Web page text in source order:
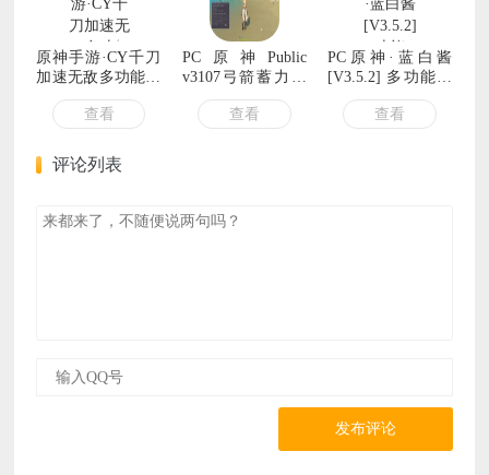
原神手游·CY千刀
加速无敌多功能直
装修复 v4.5
查看
PC原神Public
v3107弓箭蓄力加
速定怪无CD显宝
查看
PC原神·蓝白酱
[V3.5.2] 多功能免
费助手
查看
评论列表
发布评论